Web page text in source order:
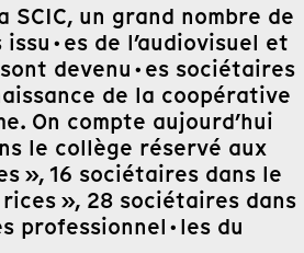
un grand nombre de
de l’audiovisuel et
devenu·es sociétaires
de la coopérative
On compte aujourd’hui
le collège réservé aux
», 16 sociétaires dans le
», 28 sociétaires dans
professionnel·les du